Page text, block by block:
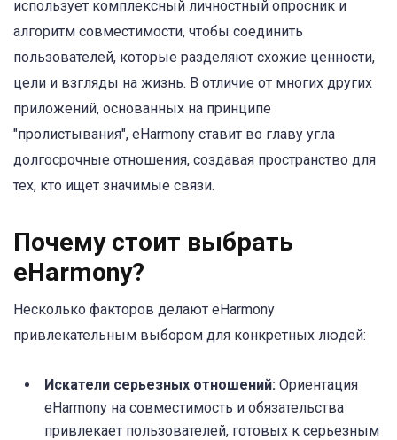
использует комплексный личностный опросник и
алгоритм совместимости, чтобы соединить
пользователей, которые разделяют схожие ценности,
цели и взгляды на жизнь. В отличие от многих других
приложений, основанных на принципе
"пролистывания", eHarmony ставит во главу угла
долгосрочные отношения, создавая пространство для
тех, кто ищет значимые связи.
Почему стоит выбрать
eHarmony?
Несколько факторов делают eHarmony
привлекательным выбором для конкретных людей:
Искатели серьезных отношений: Ориентация
eHarmony на совместимость и обязательства
привлекает пользователей, готовых к серьезным